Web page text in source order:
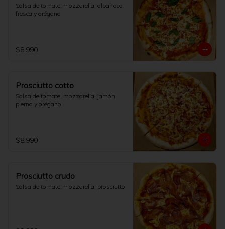
Salsa de tomate, mozzarella, albahaca
fresca y orégano
$8.990
Prosciutto cotto
Salsa de tomate, mozzarella, jamón
pierna y orégano
$8.990
Prosciutto crudo
Salsa de tomate, mozzarella, prosciutto